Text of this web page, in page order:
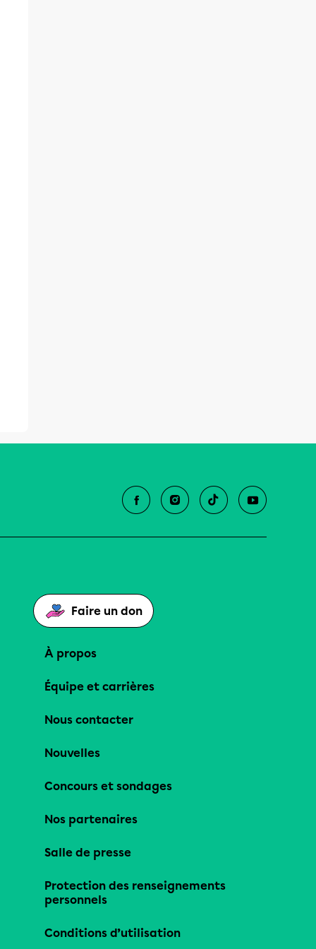
Faire un don
À propos
Équipe et carrières
Nous contacter
Nouvelles
Concours et sondages
Nos partenaires
Salle de presse
Protection des renseignements
personnels
Conditions d’utilisation